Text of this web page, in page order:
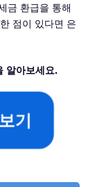
금 환급을 통해
점이 있다면 은
알아보세요.
기